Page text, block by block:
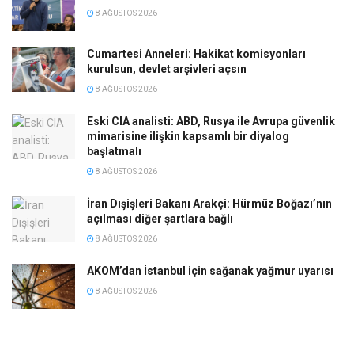
8 AĞUSTOS 2026
Cumartesi Anneleri: Hakikat komisyonları
kurulsun, devlet arşivleri açsın
8 AĞUSTOS 2026
Eski CIA analisti: ABD, Rusya ile Avrupa güvenlik
mimarisine ilişkin kapsamlı bir diyalog
başlatmalı
8 AĞUSTOS 2026
İran Dışişleri Bakanı Arakçi: Hürmüz Boğazı’nın
açılması diğer şartlara bağlı
8 AĞUSTOS 2026
AKOM’dan İstanbul için sağanak yağmur uyarısı
8 AĞUSTOS 2026